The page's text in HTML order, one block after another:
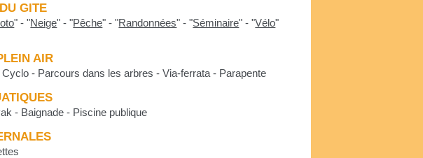
GITE
" -"Neige" -"Pêche" -"Randonnées" -"Séminaire" -"Vélo"
AIR
Cyclo - Parcours dans les arbres - Via-ferrata - Parapente
- Baignade - Piscine publique